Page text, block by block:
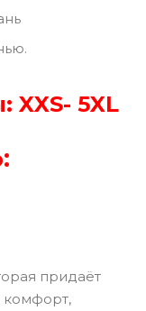
5XL
придаёт
комфорт,